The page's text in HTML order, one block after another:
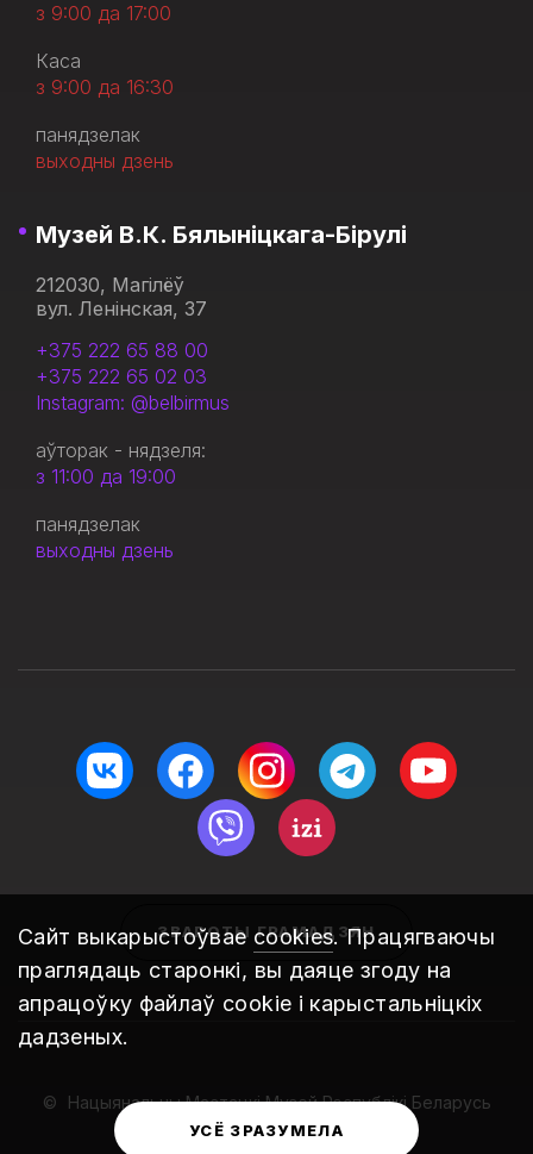
Сайт выкарыстоўвае cookies. Працягваючы
праглядаць старонкі, вы даяце згоду на
апрацоўку файлаў cookie і карыстальніцкіх
дадзеных.
УСЁ ЗРАЗУМЕЛА
з 9:00 да 17:00
Каса
з 9:00 да 16:30
панядзелак
выходны дзень
Музей В.К. Бялыніцкага-Бірулі
212030, Магілёў
вул. Ленінская, 37
+375 222 65 88 00
+375 222 65 02 03
Instagram: @belbirmus
аўторак - нядзеля:
з 11:00 да 19:00
панядзелак
выходны дзень
ЗВАРОТЫ ГРАМАДЗЯН
Нацыянальны Мастацкі Музей Рэспублікі Беларусь
2010 – 2026